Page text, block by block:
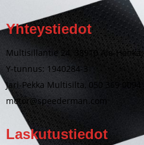
Yhteystiedot
Multisillantie 24, 38910 Ala-
Y-tunnus: 1940284-3
Jari-Pekka Multisilta, 050 369 0094
motor@speederman.com
Laskutustiedot